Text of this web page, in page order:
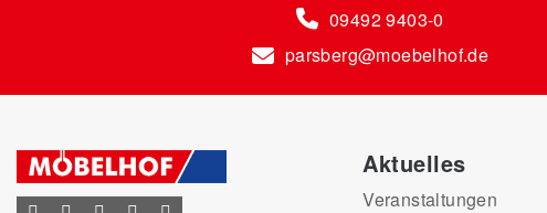
09492 9403-0
parsberg@moebelhof.de
Aktuelles
Veranstaltungen